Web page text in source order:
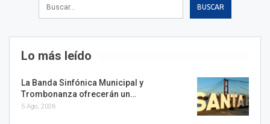
Lo más leído
La Banda Sinfónica Municipal y
Trombonanza ofrecerán un…
5 Ago, 2026